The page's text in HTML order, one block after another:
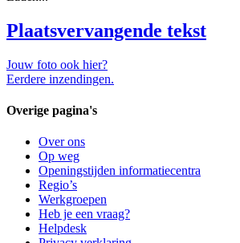
Plaatsvervangende tekst
Jouw foto ook hier?
Eerdere inzendingen.
Overige pagina's
Over ons
Op weg
Openingstijden informatiecentra
Regio’s
Werkgroepen
Heb je een vraag?
Helpdesk